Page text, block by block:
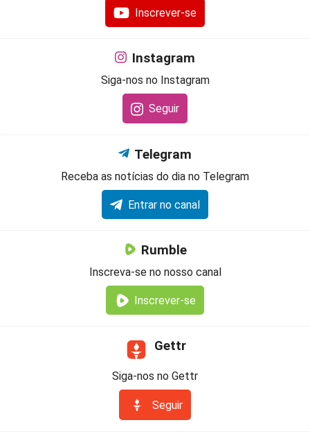
Inscrever-se
Instagram
Siga-nos no Instagram
Seguir
Telegram
Receba as notícias do dia no Telegram
Entrar no canal
Rumble
Inscreva-se no nosso canal
Inscrever-se
Gettr
Siga-nos no Gettr
Seguir